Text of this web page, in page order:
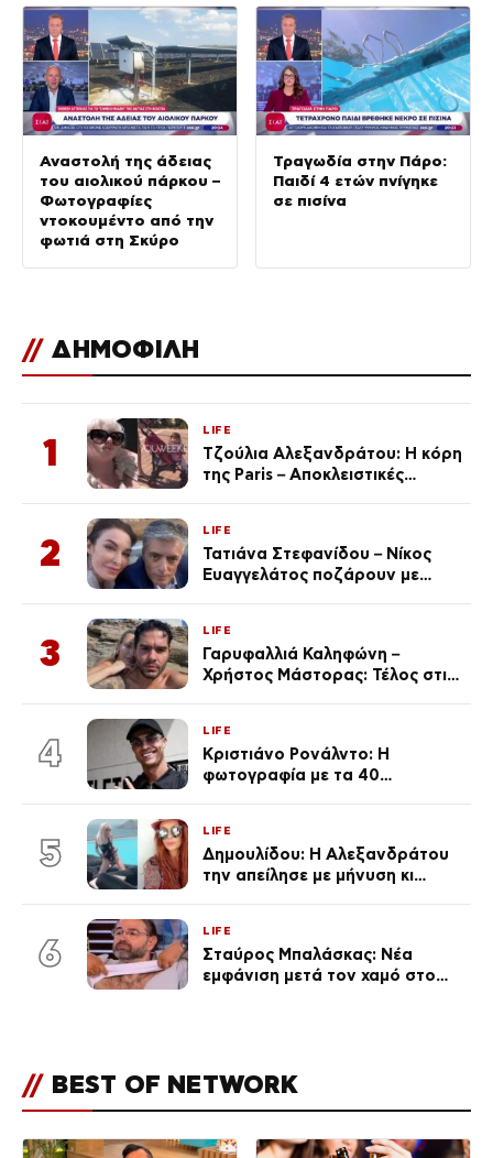
Αναστολή της άδειας
του αιολικού πάρκου –
Φωτογραφίες
ντοκουμέντο από την
φωτιά στη Σκύρο
Τραγωδία στην Πάρο:
Παιδί 4 ετών πνίγηκε
σε πισίνα
// ΔΗΜΟΦΙΛΗ
1
LIFE
Τζούλια Αλεξανδράτου: Η κόρη
της Paris – Αποκλειστικές
2
LIFE
Τατιάνα Στεφανίδου – Νίκος
Ευαγγελάτος ποζάρουν με
3
LIFE
Γαρυφαλλιά Καληφώνη –
Χρήστος Μάστορας: Τέλος στις
4
LIFE
Κριστιάνο Ρονάλντο: Η
φωτογραφία με τα 40
εκ. likes
5
LIFE
Δημουλίδου: Η Αλεξανδράτου
την απείλησε με μήνυση κι
ποια είσαι σοκαρίστικα»
6
LIFE
Σταύρος Μπαλάσκας: Νέα
εμφάνιση μετά τον χαμό στο
// BEST OF NETWORK